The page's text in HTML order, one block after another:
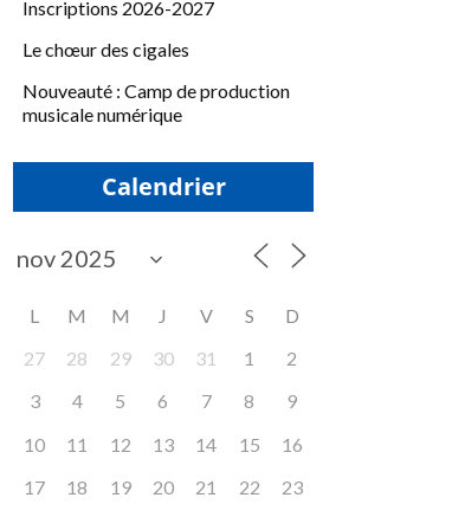
Inscriptions 2026-2027
Le chœur des cigales
Nouveauté : Camp de production
musicale numérique
Calendrier
L M M J V S
D
27
28 29 30 31 1
2
3
4 5 6 7 8
9
10
11 12 13 14 15
16
17
18 19 20 21 22
23